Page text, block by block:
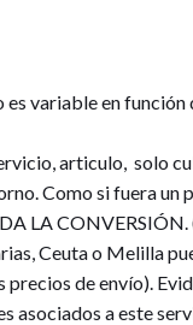
variable en función
articulo, solo
Como si fuera un
LA CONVERSIÓN.
Ceuta o Melilla
precios de envío).
asociados a este